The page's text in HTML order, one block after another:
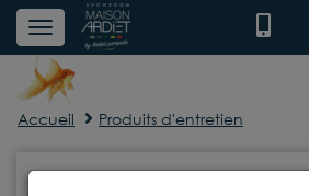
Accueil Produits d'entretien